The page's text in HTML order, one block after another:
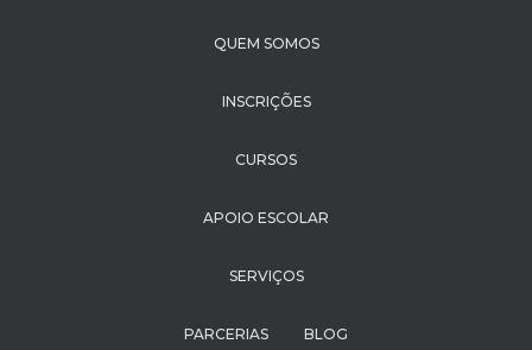
QUEM SOMOS
INSCRIÇÕES
CURSOS
APOIO ESCOLAR
SERVIÇOS
PARCERIAS BLOG